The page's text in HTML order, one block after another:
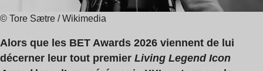
© Tore Sætre / Wikimedia
Alors que les BET Awards 2026 viennent de lui
décerner leur tout premier Living Legend Icon